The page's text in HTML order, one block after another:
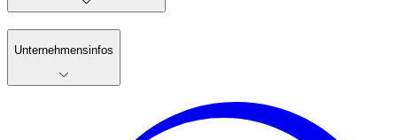
Unternehmensinfos